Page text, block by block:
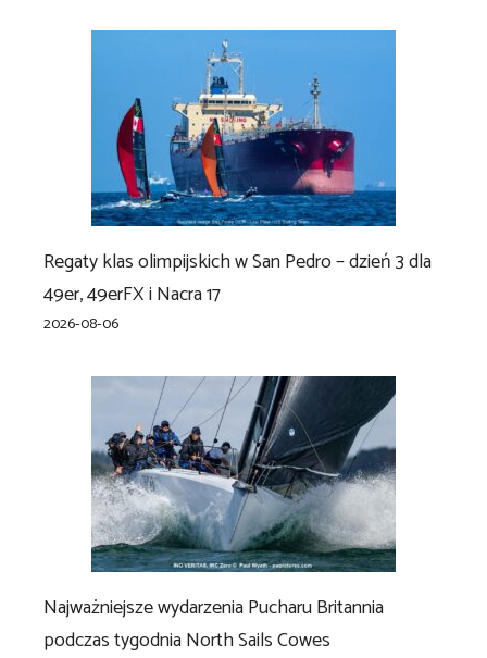
Regaty klas olimpijskich w San Pedro – dzień 3 dla
49er, 49erFX i Nacra 17
2026-08-06
Najważniejsze wydarzenia Pucharu Britannia
podczas tygodnia North Sails Cowes